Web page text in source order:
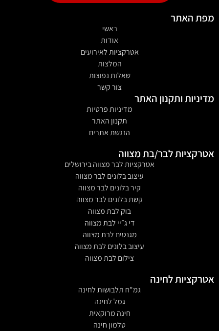
מפת האתר
ראשי
אודות
אטרקציות לאירועים
המלצות
שאלות נפוצות
צור קשר
מדיניות ותקנון האתר
מדיניות פרטיות
תקנון האתר
הנגשת אתרים
אטרקציות לבר/בת מצווה
אטרקציות לבר מצווה בירושלים
עיצוב בלונים לבר מצווה
קיר בלונים לבר מצווה
קשת בלונים לבר מצווה
בוק לבת מצווה
די ג״יי לבת מצווה
מגנטים לבת מצווה
עיצוב בלונים לבת מצווה
צילום לבת מצווה
אטרקציות לחינה
גמ"ח תלבושות לחינה
גמל לחינה
חינה מרוקאית
טלמון חינה